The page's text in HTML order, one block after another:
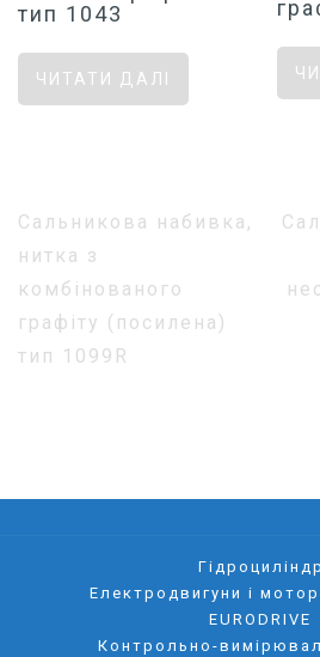
тип 1043
ЧИТАТИ ДАЛІ
Навігація
Сальникова набивка,
нитка з
комбінованого
графіту (посилена)
тип 1099R
Електродвигуни і
EURODRIVE
Контрольно-